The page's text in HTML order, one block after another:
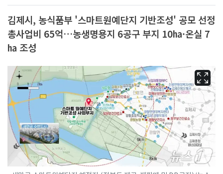
김제시, 농식품부 '스마트원예단지 기반조성' 공모 선정
총사업비 65억…농생명용지 6공구 부지 10㏊·온실 7
㏊ 조성